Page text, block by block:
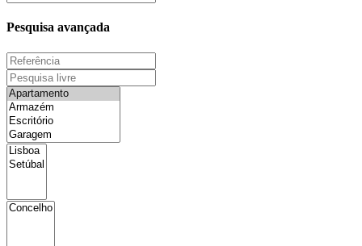
Pesquisa avançada